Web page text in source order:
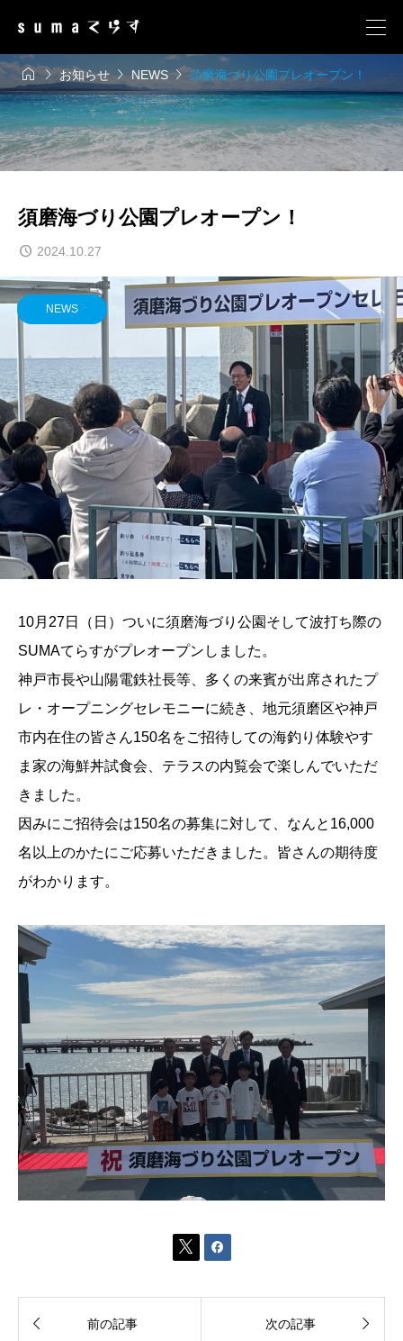
お知らせNEWS須磨海づり公園プレオープン！
須磨海づり公園プレオープン！
2024.10.27
NEWS
10月27日（日）ついに須磨海づり公園そして波打ち際の
SUMAてらすがプレオープンしました。
神戸市長や山陽電鉄社長等、多くの来賓が出席されたプ
レ・オープニングセレモニーに続き、地元須磨区や神戸
市内在住の皆さん150名をご招待しての海釣り体験やす
ま家の海鮮丼試食会、テラスの内覧会で楽しんでいただ
きました。
因みにご招待会は150名の募集に対して、なんと16,000
名以上のかたにご応募いただきました。皆さんの期待度
がわかります。
 
 前の記事 次の記事 